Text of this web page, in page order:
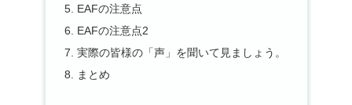
EAFの注意点
EAFの注意点2
実際の皆様の「声」を聞いて見ましょう。
まとめ